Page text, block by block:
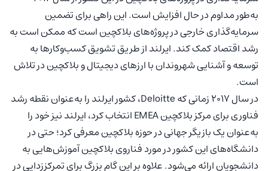
به‌طور مداوم در حال افزایش است. این راهی برای تضمین
سرمایه‌گذاری خارجی در پروژه‌های بلاکچین است که ممکن است به
رشد اقتصاد کمک کند. ایرلند از طریق تشویق کسب‌وکارها به
توسعه و آشنایی شهروندان با ارزهای دیجیتال و بلاکچین در تلاش
است.
در سال 2017 زمانی که Deloitte، کشور ایرلند را به‌عنوان نقطه رشد
فناوری برای مرکز بلاکچین EMEA انتخاب کرد، ایرلند نیز خود را
به‌عنوان یک بازیگر جهانی در حوزه بلاکچین معرفی کرد؛ حتی در
دانشگاه‌های این کشور در مورد فناروی بلاکچین آموزش‌هایی به
دانشجویان ارائه می‌شود. علاوه بر این گام بزرگ برای تمرکززدایی در